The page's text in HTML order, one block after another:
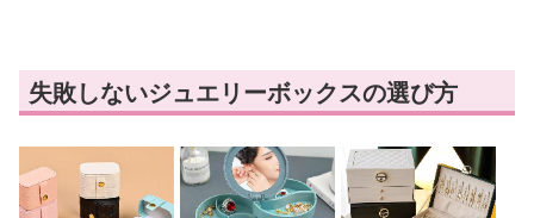
失敗しないジュエリーボックスの選び方